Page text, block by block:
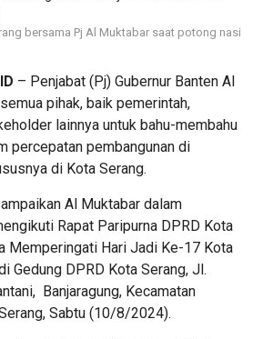
bersama Pj Al Muktabar saat potong nasi
– Penjabat (Pj) Gubernur Banten Al
pihak, baik pemerintah,
lainnya untuk bahu-membahu
percepatan pembangunan di
di Kota Serang.
Al Muktabar dalam
Rapat Paripurna DPRD Kota
Memperingati Hari Jadi Ke-17 Kota
Gedung DPRD Kota Serang, Jl.
Banjaragung, Kecamatan
Sabtu (10/8/2024).